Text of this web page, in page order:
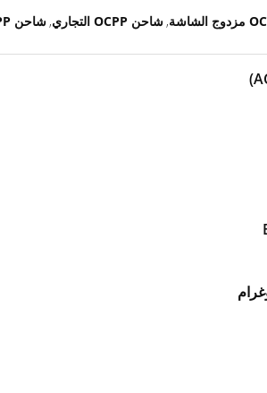
, شاحن OCPP التجاري , شاحن OCPP ذو 42 كيلوواط